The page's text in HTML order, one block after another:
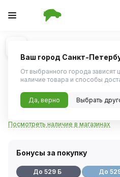
1/1
Шина зимняя
В наличии
Код товара:1059207
Артикул:
2481300
Посмотреть наличие в магазинах
Бонусы за покупку
До 529 Б
До
Ваш город Санкт-
От выбранного города зависят
наличие товара и способы
Да, верно Выбрать